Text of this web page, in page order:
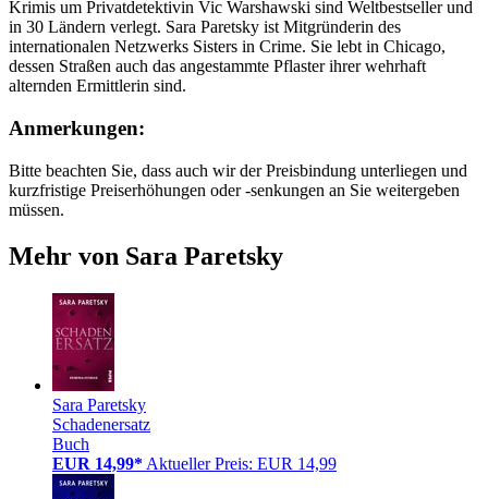
Krimis um Privatdetektivin Vic Warshawski sind Weltbestseller und
in 30 Ländern verlegt. Sara Paretsky ist Mitgründerin des
internationalen Netzwerks Sisters in Crime. Sie lebt in Chicago,
dessen Straßen auch das angestammte Pflaster ihrer wehrhaft
alternden Ermittlerin sind.
Anmerkungen:
Bitte beachten Sie, dass auch wir der Preisbindung unterliegen und
kurzfristige Preiserhöhungen oder -senkungen an Sie weitergeben
müssen.
Mehr von Sara Paretsky
Sara Paretsky
Schadenersatz
Buch
EUR 14,99* Aktueller Preis: EUR 14,99